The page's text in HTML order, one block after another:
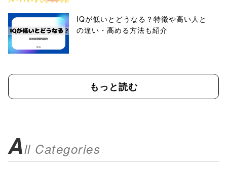
IQが低いとどうなる？特徴や高い人と
の違い・高める方法も紹介
もっと読む
All Categories